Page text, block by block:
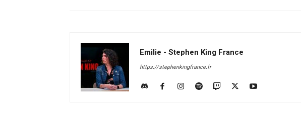
Emilie - Stephen King France
https://stephenkingfrance.fr